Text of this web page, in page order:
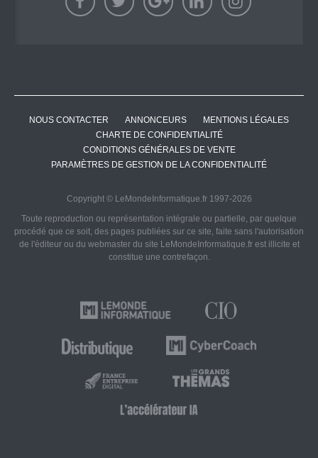
NOUS CONTACTER ANNONCEURS
MENTIONS LÉGALES
CHARTE DE CONFIDENTIALITÉ
CONDITIONS GÉNÉRALES DE VENTE
PARAMÈTRES DE GESTION DE LA CONFIDENTIALITÉ
Copyright © LeMondeInformatique.fr 1997-2026
Toute reproduction ou représentation intégrale ou partielle, par quelque
procédé que ce soit, des pages publiées sur ce site, faite sans l'autorisation
de l'éditeur ou du webmaster du site LeMondeInformatique.fr est illicite et
constitue une contrefaçon.